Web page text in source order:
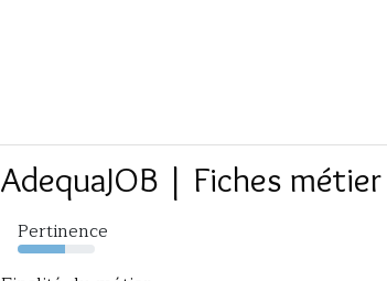
AdequaJOB | Fiches
Pertinence
61%